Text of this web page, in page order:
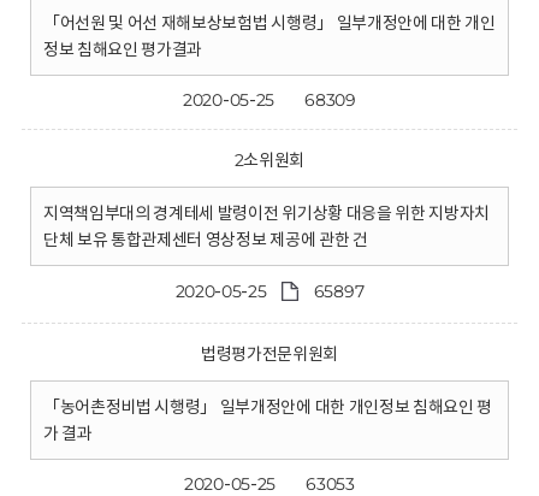
「어선원 및 어선 재해보상보험법 시행령」 일부개정안에 대한 개인
정보 침해요인 평가결과
2020-05-25 68309
2소위원회
지역책임부대의 경계테세 발령이전 위기상황 대응을 위한 지방자치
단체 보유 통합관제센터 영상정보 제공에 관한 건
2020-05-25 65897
법령평가전문위원회
「농어촌정비법 시행령」 일부개정안에 대한 개인정보 침해요인 평
가 결과
2020-05-25 63053